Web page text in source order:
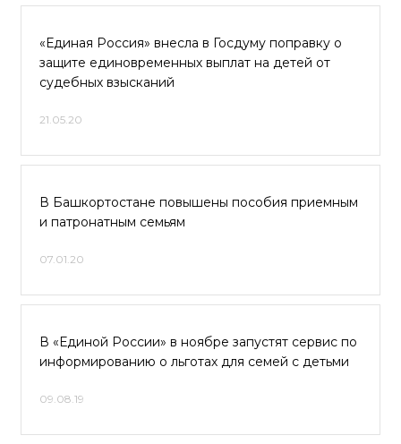
«Единая Россия» внесла в Госдуму поправку о
защите единовременных выплат на детей от
судебных взысканий
21.05.20
В Башкортостане повышены пособия приемным
и патронатным семьям
07.01.20
В «Единой России» в ноябре запустят сервис по
информированию о льготах для семей с детьми
09.08.19